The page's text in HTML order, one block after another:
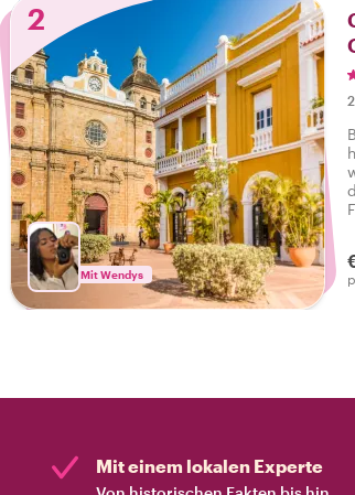
2
Mit Wendys
Mit einem lokalen Experte